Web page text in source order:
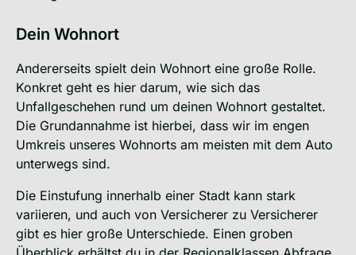
Dein Wohnort
Andererseits spielt dein Wohnort eine große Rolle.
Konkret geht es hier darum, wie sich das
Unfallgeschehen rund um deinen Wohnort gestaltet.
Die Grundannahme ist hierbei, dass wir im engen
Umkreis unseres Wohnorts am meisten mit dem Auto
unterwegs sind.
Die Einstufung innerhalb einer Stadt kann stark
variieren, und auch von Versicherer zu Versicherer
gibt es hier große Unterschiede. Einen groben